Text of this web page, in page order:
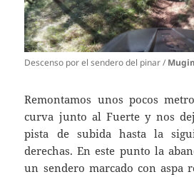
Descenso por el sendero del pinar /
Remontamos unos pocos
curva junto al Fuerte y nos
pista de subida hasta la
derechas. En este punto la
un sendero marcado con aspa